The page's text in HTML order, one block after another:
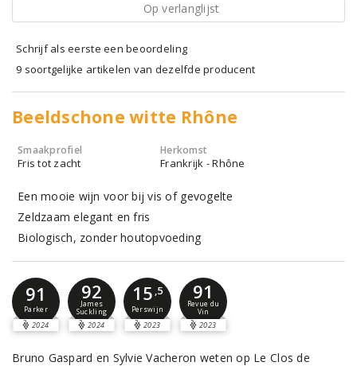
Op verlanglijst
Schrijf als eerste een beoordeling
9 soortgelijke artikelen van dezelfde producent
Beeldschone witte Rhône
Smaakprofiel
Fris tot zacht
Herkomst
Frankrijk - Rhône
Een mooie wijn voor bij vis of gevogelte
Zeldzaam elegant en fris
Biologisch, zonder houtopvoeding
91
Parker
2024
92
James
Suckling
2024
15 ,5
Perswijn
2023
91
Revue du
Vin
2023
Bruno Gaspard en Sylvie Vacheron weten op Le Clos de